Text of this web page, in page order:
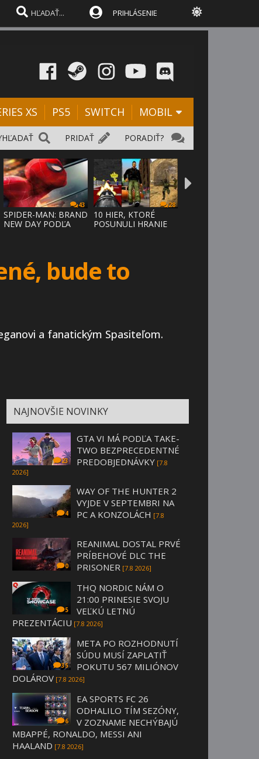
PRIHLÁSENIE
XS PS5 SWITCH MOBIL
PORADIŤ?
PRIDAŤ
43
SPIDER-MAN: BRAND
NEW DAY PODĽA
28
10 HIER, KTORÉ
POSUNULI HRANIE
bude to
a fanatickým Spasiteľom.
NAJNOVŠIE NOVINKY
23
GTA VI MÁ PODĽA TAKE-
TWO BEZPRECEDENTNÉ
PREDOBJEDNÁVKY [7.8
2026]
4
WAY OF THE HUNTER 2
VYJDE V SEPTEMBRI NA
PC A KONZOLÁCH [7.8
2026]
0
REANIMAL DOSTAL PRVÉ
PRÍBEHOVÉ DLC THE
PRISONER [7.8 2026]
5
THQ NORDIC NÁM O
21:00 PRINESIE SVOJU
VEĽKÚ LETNÚ
PREZENTÁCIU [7.8 2026]
35
META PO ROZHODNUTÍ
SÚDU MUSÍ ZAPLATIŤ
POKUTU 567 MILIÓNOV
DOLÁROV [7.8 2026]
6
EA SPORTS FC 26
ODHALILO TÍM SEZÓNY,
V ZOZNAME NECHÝBAJÚ
MBAPPÉ, RONALDO, MESSI ANI
HAALAND [7.8 2026]